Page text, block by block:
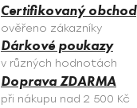
c
í
p
r
v
Certifikovaný obchod
ověřeno zákazníky
Dárkové poukazy
v různých hodnotách
Doprava ZDARMA
při nákupu nad 2 500 Kč